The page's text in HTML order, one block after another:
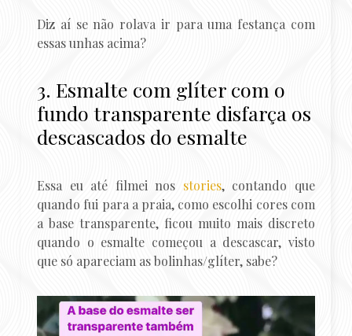
Diz aí se não rolava ir para uma festança com
essas unhas acima?
3. Esmalte com glíter com o
fundo transparente disfarça os
descascados do esmalte
Essa eu até filmei nos stories, contando que
quando fui para a praia, como escolhi cores com
a base transparente, ficou muito mais discreto
quando o esmalte começou a descascar, visto
que só apareciam as bolinhas/glíter, sabe?